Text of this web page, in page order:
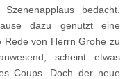
bedacht.
dazu genutzt eine
Rede von Herrn Grohe zu
scheint etwas
Coups. Doch der neue